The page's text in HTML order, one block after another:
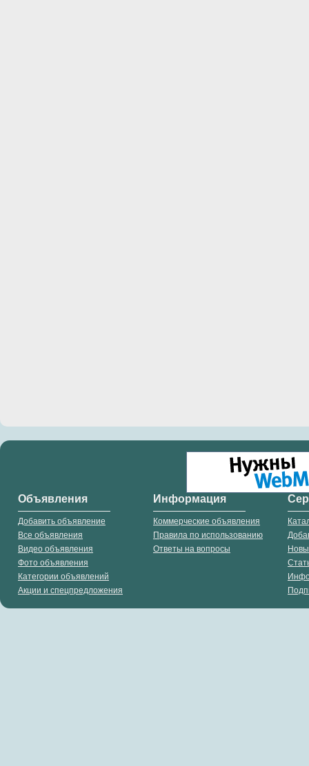
Объявления
Добавить объявление
Все объявления
Видео объявления
Фото объявления
Категории объявлений
Акции и спецпредложения
Информация
Коммерческие объявления
Правила по использованию
Ответы на вопросы